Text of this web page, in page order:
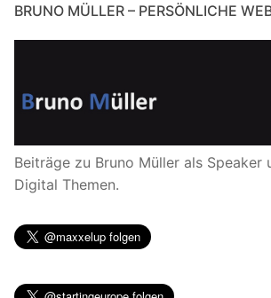
BRUNO MÜLLER – PERSÖNLICHE
Beiträge zu Bruno Müller als Speaker
Digital Themen.